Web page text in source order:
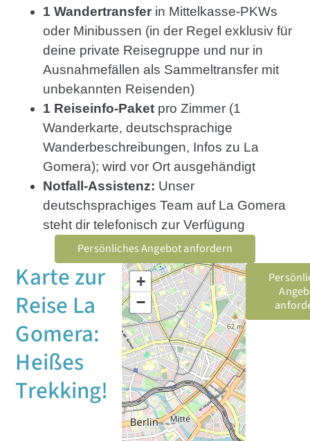
1 Wandertransfer in Mittelkasse-PKWs
oder Minibussen (in der Regel exklusiv für
deine private Reisegruppe und nur in
Ausnahmefällen als Sammeltransfer mit
unbekannten Reisenden)
1 Reiseinfo-Paket pro Zimmer (1
Wanderkarte, deutschsprachige
Wanderbeschreibungen, Infos zu La
Gomera); wird vor Ort ausgehändigt
Notfall-Assistenz: Unser
deutschsprachiges Team auf La Gomera
steht dir telefonisch zur Verfügung
Persönliches Angebot anfordern
Karte zur
Reise La
Gomera:
Heißes
Trekking!
+
−